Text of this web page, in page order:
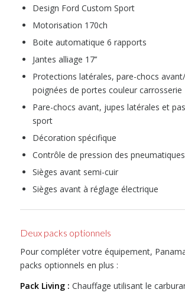
Design Ford Custom Sport
Motorisation 170ch
Boite automatique 6 rapports
Jantes alliage 17’’
Protections latérales, pare-chocs
poignées de portes couleur carrosserie
Pare-chocs avant, jupes latérales et
sport
Décoration spécifique
Contrôle de pression des pneumatiques
Sièges avant semi-cuir
Sièges avant à réglage électrique
Deux packs optionnels
Pour compléter votre équipement,
packs optionnels en plus :
Pack Living : Chauffage utilisant le